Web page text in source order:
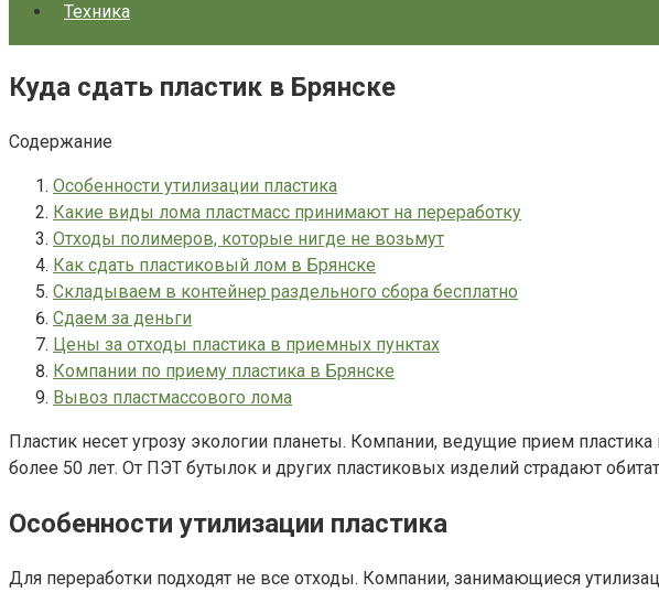
Техника
Куда сдать пластик в Брянске
Содержание
Особенности утилизации пластика
Какие виды лома пластмасс принимают на переработку
Отходы полимеров, которые нигде не возьмут
Как сдать пластиковый лом в Брянске
Складываем в контейнер раздельного сбора бесплатно
Сдаем за деньги
Цены за отходы пластика в приемных пунктах
Компании по приему пластика в Брянске
Вывоз пластмассового лома
Пластик несет угрозу экологии планеты. Компании, ведущие прием
более 50 лет. От ПЭТ бутылок и других пластиковых изделий страдают
Особенности утилизации пластика
Для переработки подходят не все отходы. Компании, занимающиеся